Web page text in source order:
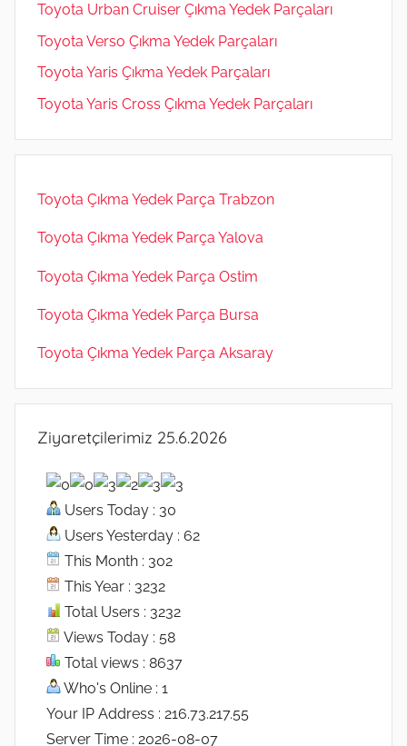
Toyota Urban Cruiser Çıkma Yedek Parçaları
Toyota Verso Çıkma Yedek Parçaları
Toyota Yaris Çıkma Yedek Parçaları
Toyota Yaris Cross Çıkma Yedek Parçaları
Toyota Çıkma Yedek Parça Trabzon
Toyota Çıkma Yedek Parça Yalova
Toyota Çıkma Yedek Parça Ostim
Toyota Çıkma Yedek Parça Bursa
Toyota Çıkma Yedek Parça Aksaray
Ziyaretçilerimiz 25.6.2026
Users Today : 30
Users Yesterday : 62
This Month : 302
This Year : 3232
Total Users : 3232
Views Today : 58
Total views : 8637
Who's Online : 1
Your IP Address : 216.73.217.55
Server Time : 2026-08-07